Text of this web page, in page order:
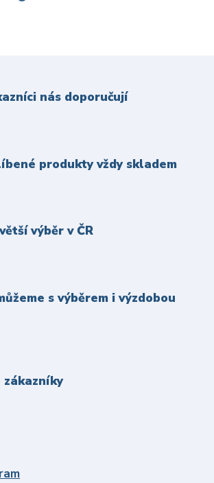
nás doporučují
produkty vždy skladem
výběr v ČR
s výběrem i výzdobou